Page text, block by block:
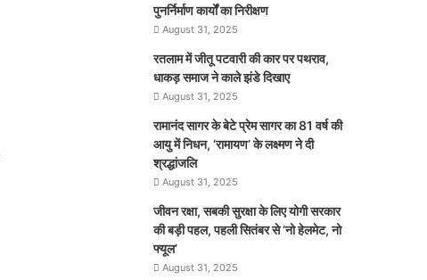
पुनर्निर्माण कार्यों का निरीक्षण
August 31, 2025
रतलाम में जीतू पटवारी की कार पर पथराव,
धाकड़ समाज ने काले झंडे दिखाए
August 31, 2025
रामानंद सागर के बेटे प्रेम सागर का 81 वर्ष की
आयु में निधन, ‘रामायण’ के लक्ष्मण ने दी
श्रद्धांजलि
August 31, 2025
जीवन रक्षा, सबकी सुरक्षा के लिए योगी सरकार
की बड़ी पहल, पहली सितंबर से ‘नो हेलमेट, नो
फ्यूल’
August 31, 2025